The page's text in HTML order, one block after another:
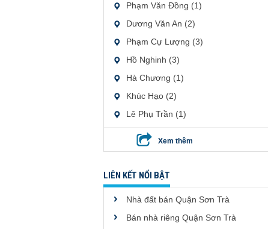
Phạm Văn Đồng (1)
Dương Văn An (2)
Phạm Cự Lượng (3)
Hồ Nghinh (3)
Hà Chương (1)
Khúc Hạo (2)
Lê Phụ Trần (1)
Xem thêm
LIÊN KẾT NỔI BẬT
Nhà đất bán Quận Sơn Trà
Bán nhà riêng Quận Sơn Trà